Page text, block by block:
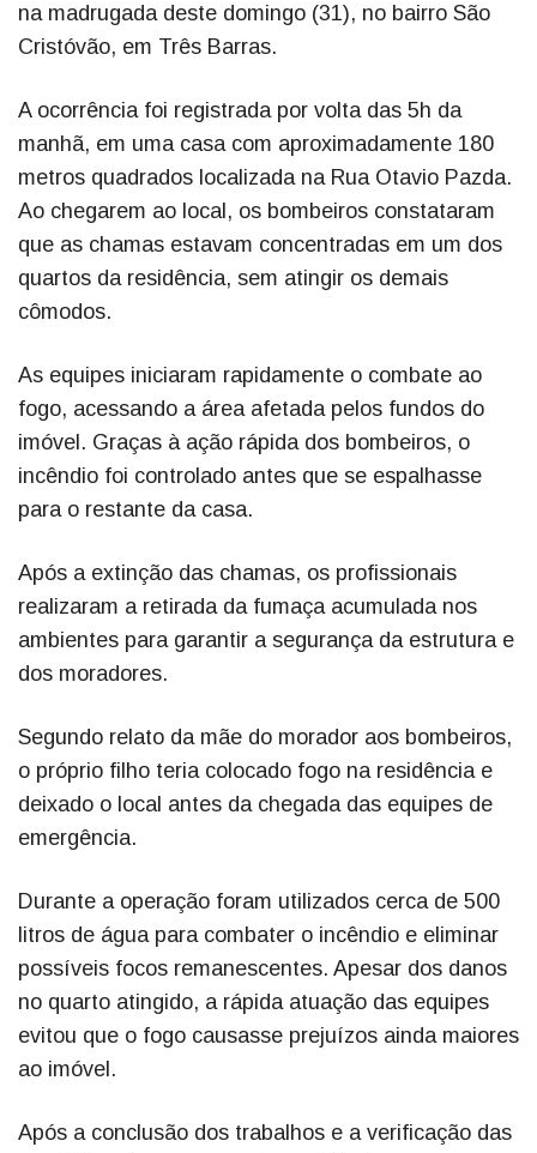
na madrugada deste domingo (31), no bairro São
Cristóvão, em Três Barras.
A ocorrência foi registrada por volta das 5h da
manhã, em uma casa com aproximadamente 180
metros quadrados localizada na Rua Otavio Pazda.
Ao chegarem ao local, os bombeiros constataram
que as chamas estavam concentradas em um dos
quartos da residência, sem atingir os demais
cômodos.
As equipes iniciaram rapidamente o combate ao
fogo, acessando a área afetada pelos fundos do
imóvel. Graças à ação rápida dos bombeiros, o
incêndio foi controlado antes que se espalhasse
para o restante da casa.
Após a extinção das chamas, os profissionais
realizaram a retirada da fumaça acumulada nos
ambientes para garantir a segurança da estrutura e
dos moradores.
Segundo relato da mãe do morador aos bombeiros,
o próprio filho teria colocado fogo na residência e
deixado o local antes da chegada das equipes de
emergência.
Durante a operação foram utilizados cerca de 500
litros de água para combater o incêndio e eliminar
possíveis focos remanescentes. Apesar dos danos
no quarto atingido, a rápida atuação das equipes
evitou que o fogo causasse prejuízos ainda maiores
ao imóvel.
Após a conclusão dos trabalhos e a verificação das